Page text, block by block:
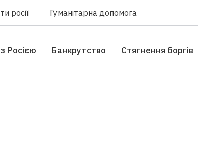
росії Гуманітарна допомога
Росією Банкрутство Стягнення боргiв